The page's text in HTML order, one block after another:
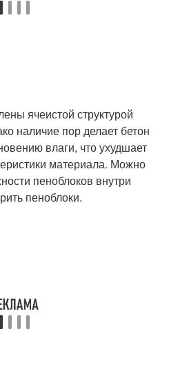
ячеистой структурой
наличие пор делает бетон
влаги, что ухудшает
материала. Можно
пеноблоков внутри
пеноблоки.